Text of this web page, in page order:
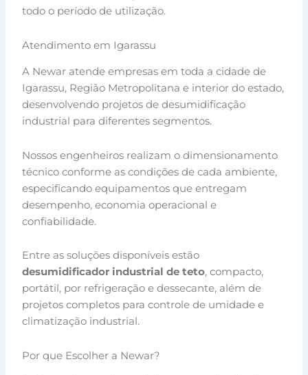
todo o período de utilização.
Atendimento em Igarassu
A Newar atende empresas em toda a cidade de
Igarassu, Região Metropolitana e interior do estado,
desenvolvendo projetos de desumidificação
industrial para diferentes segmentos.
Nossos engenheiros realizam o dimensionamento
técnico conforme as condições de cada ambiente,
especificando equipamentos que entregam
desempenho, economia operacional e
confiabilidade.
Entre as soluções disponíveis estão
desumidificador industrial de teto, compacto,
portátil, por refrigeração e dessecante, além de
projetos completos para controle de umidade e
climatização industrial.
Por que Escolher a Newar?